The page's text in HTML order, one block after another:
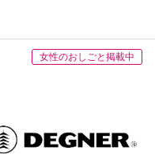
女性のおしごと掲載中